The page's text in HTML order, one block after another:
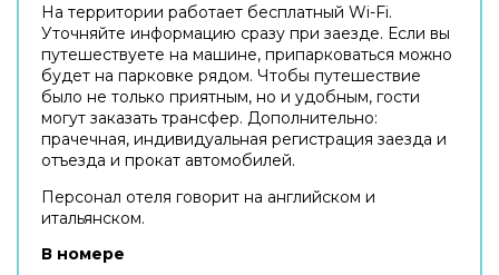
На территории работает бесплатный Wi-Fi.
Уточняйте информацию сразу при заезде. Если вы
путешествуете на машине, припарковаться можно
будет на парковке рядом. Чтобы путешествие
было не только приятным, но и удобным, гости
могут заказать трансфер. Дополнительно:
прачечная, индивидуальная регистрация заезда и
отъезда и прокат автомобилей.
Персонал отеля говорит на английском и
итальянском.
В номере